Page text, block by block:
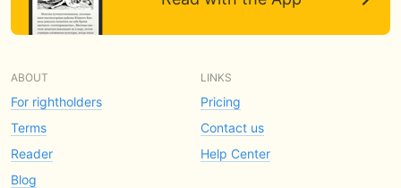
ABOUT
For rightholders
Terms
Reader
Blog
LINKS
Pricing
Contact us
Help Center